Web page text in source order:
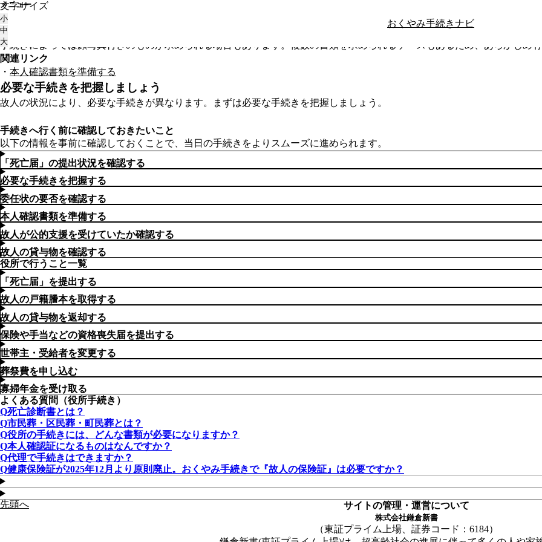
おくやみ手続きナビ
文字サイズ
小
中
大
メニュー
トップ 役所で手続きを行う
本人確認証になるものはなんですか？
手続きによっては顔写真付きのものが求められる場合もあります。複数の書類を求められるケースもあるため、あらかじめ
関連リンク
本人確認書類を準備する
必要な手続きを把握しましょう
故人の状況により、必要な手続きが異なります。まずは必要な手続きを把握しましょう。
手続きへ行く前に確認しておきたいこと
以下の情報を事前に確認しておくことで、当日の手続きをよりスムーズに進められます。
「死亡届」の提出状況を確認する
必要な手続きを把握する
委任状の要否を確認する
本人確認書類を準備する
故人が公的支援を受けていたか確認する
故人の貸与物を確認する
役所で行うこと一覧
「死亡届」を提出する
故人の戸籍謄本を取得する
故人の貸与物を返却する
保険や手当などの資格喪失届を提出する
世帯主・受給者を変更する
葬祭費を申し込む
寡婦年金を受け取る
よくある質問（役所手続き）
死亡診断書とは？
市民葬・区民葬・町民葬とは？
役所の手続きには、どんな書類が必要になりますか？
本人確認証になるものはなんですか？
代理で手続きはできますか？
健康保険証が2025年12月より原則廃止。おくやみ手続きで『故人の保険証』は必要ですか？
先頭へ
サイトの管理・運営について
株式会社鎌倉新書
東証プライム上場、証券コード：6184